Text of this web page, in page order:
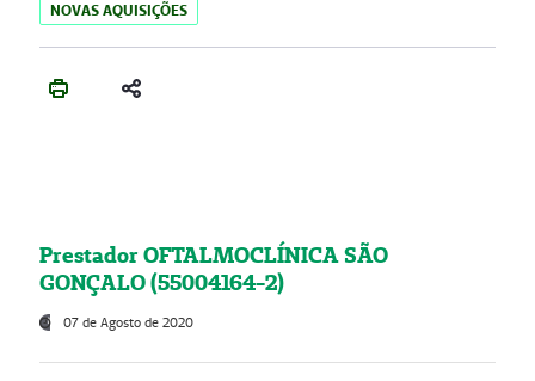
NOVAS AQUISIÇÕES
Prestador OFTALMOCLÍNICA SÃO
GONÇALO (55004164-2)
07 de Agosto de 2020